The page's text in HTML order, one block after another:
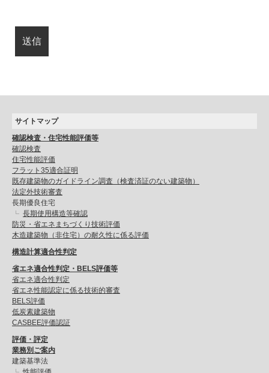
サイトマップ
確認検査・住宅性能評価等
確認検査
住宅性能評価
フラット35適合証明
既存建築物のガイドライン調査（検査済証のない建築物）
法定外技術審査
長期優良住宅
長期使用構造等確認
防災・省エネまちづくり技術評価
木造建築物（非住宅）の耐久性に係る評価
構造計算適合性判定
省エネ適合性判定・BELS評価等
省エネ適合性判定
省エネ性能認定に係る技術的審査
BELS評価
低炭素建築物
CASBEE評価認証
評価・評定
業務別ご案内
建築基準法